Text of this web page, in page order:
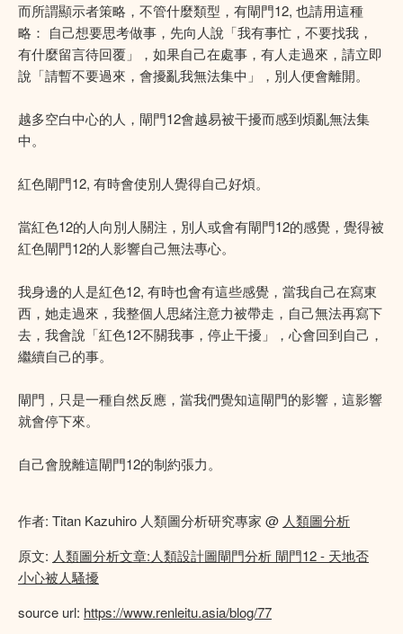
而所謂顯示者策略，不管什麼類型，有閘門12, 也請用這種
略： 自己想要思考做事，先向人說「我有事忙，不要找我，
有什麼留言待回覆」，如果自己在處事，有人走過來，請立即
說「請暫不要過來，會擾亂我無法集中」，別人便會離開。
越多空白中心的人，閘門12會越易被干擾而感到煩亂無法集
中。
紅色閘門12, 有時會使別人覺得自己好煩。
當紅色12的人向別人關注，別人或會有閘門12的感覺，覺得被
紅色閘門12的人影響自己無法專心。
我身邊的人是紅色12, 有時也會有這些感覺，當我自己在寫東
西，她走過來，我整個人思緒注意力被帶走，自己無法再寫下
去，我會說「紅色12不關我事，停止干擾」，心會回到自己，
繼續自己的事。
閘門，只是一種自然反應，當我們覺知這閘門的影響，這影響
就會停下來。
自己會脫離這閘門12的制約張力。
作者: Titan Kazuhiro 人類圖分析研究專家 @ 人類圖分析
原文: 人類圖分析文章:人類設計圖閘門分析 閘門12 - 天地否
小心被人騷擾
source url: https://www.renleitu.asia/blog/77